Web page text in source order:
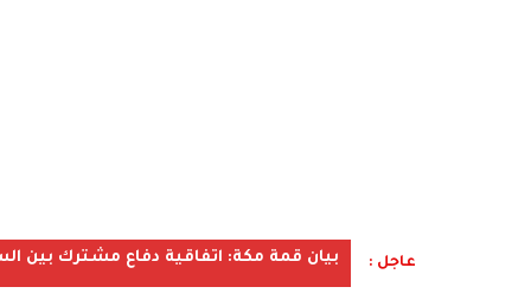
عاجل : بيان قمة مكة: اتفاقية دفاع مشترك بين